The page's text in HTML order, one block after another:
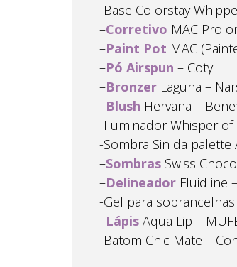
-Base Colorstay
–Corretivo MAC
–Paint Pot MAC
–Pó Airspun – Coty
–BronzerLaguna –
–Blush Hervana –
-Iluminador Whisper of
-Sombra Sin da
–SombrasSwiss
–DelineadorFluidline
-Gel para
–LápisAqua Lip –
-Batom Chic Mate –